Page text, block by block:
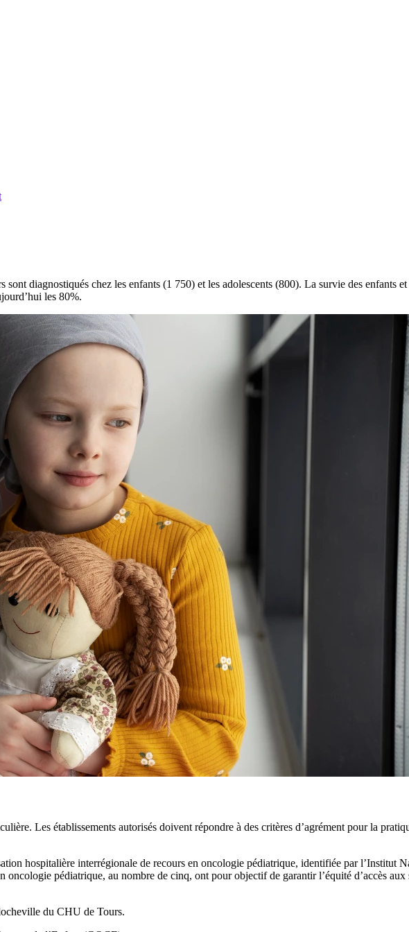
diagnostiqués chez les enfants (1 750) et les adolescents (800). La survie des enfants et
les 80%.
Les établissements autorisés doivent répondre à des critères d’agrément pour la
hospitalière interrégionale de recours en oncologie pédiatrique, identifiée par l’Institut
pédiatrique, au nombre de cinq, ont pour objectif de garantir l’équité d’accès
du CHU de Tours.